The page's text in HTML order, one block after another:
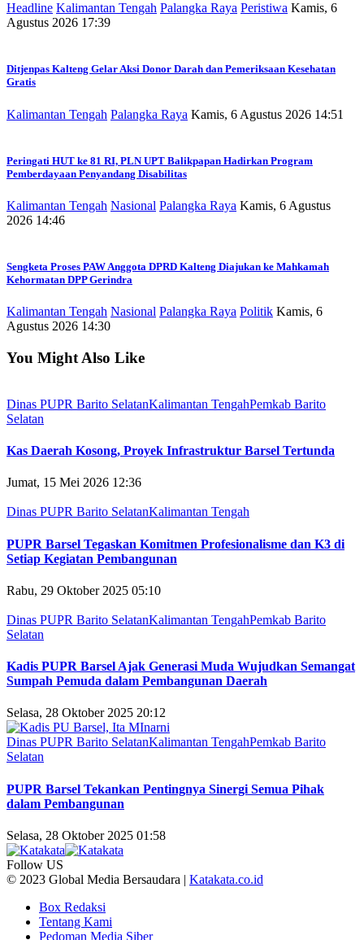
Headline Kalimantan Tengah Palangka Raya Peristiwa Kamis, 6
Agustus 2026 17:39
Ditjenpas Kalteng Gelar Aksi Donor Darah dan Pemeriksaan Kesehatan
Gratis
Kalimantan Tengah Palangka Raya Kamis, 6 Agustus 2026 14:51
Peringati HUT ke 81 RI, PLN UPT Balikpapan Hadirkan Program
Pemberdayaan Penyandang Disabilitas
Kalimantan Tengah Nasional Palangka Raya Kamis, 6 Agustus
2026 14:46
Sengketa Proses PAW Anggota DPRD Kalteng Diajukan ke Mahkamah
Kehormatan DPP Gerindra
Kalimantan Tengah Nasional Palangka Raya Politik Kamis, 6
Agustus 2026 14:30
You Might Also Like
Dinas PUPR Barito SelatanKalimantan TengahPemkab Barito
Selatan
Kas Daerah Kosong, Proyek Infrastruktur Barsel Tertunda
Jumat, 15 Mei 2026 12:36
Dinas PUPR Barito SelatanKalimantan Tengah
PUPR Barsel Tegaskan Komitmen Profesionalisme dan K3 di
Setiap Kegiatan Pembangunan
Rabu, 29 Oktober 2025 05:10
Dinas PUPR Barito SelatanKalimantan TengahPemkab Barito
Selatan
Kadis PUPR Barsel Ajak Generasi Muda Wujudkan Semangat
Sumpah Pemuda dalam Pembangunan Daerah
Selasa, 28 Oktober 2025 20:12
Dinas PUPR Barito SelatanKalimantan TengahPemkab Barito
Selatan
PUPR Barsel Tekankan Pentingnya Sinergi Semua Pihak
dalam Pembangunan
Selasa, 28 Oktober 2025 01:58
Follow US
© 2023 Global Media Bersaudara | Katakata.co.id
Box Redaksi
Tentang Kami
Pedoman Media Siber